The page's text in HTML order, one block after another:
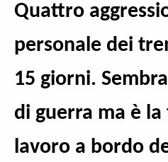
Quattro
personale dei
15 giorni.
di guerra ma è
lavoro a bordo